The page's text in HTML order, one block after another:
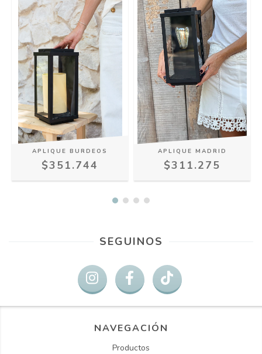
APLIQUE BURDEOS
$351.744
APLIQUE MADRID
$311.275
SEGUINOS
NAVEGACIÓN
Productos